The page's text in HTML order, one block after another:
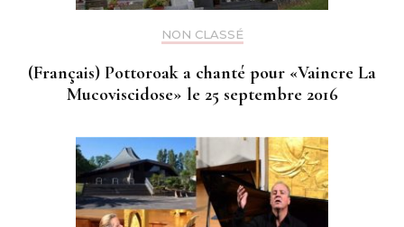
NON CLASSÉ
(Français) Pottoroak a chanté pour «Vaincre La
Mucoviscidose» le 25 septembre 2016